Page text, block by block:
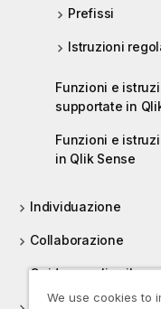
Prefissi
Istruzioni
Funzioni e
supportate in
Funzioni e
in Qlik Sense
Individuazione
Collaborazione
Guida per gli
We use cookies to